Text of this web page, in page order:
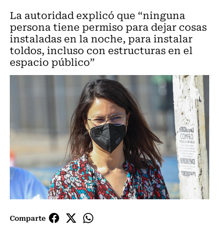
La autoridad explicó que “ninguna
persona tiene permiso para dejar cosas
instaladas en la noche, para instalar
toldos, incluso con estructuras en el
espacio público”
Comparte